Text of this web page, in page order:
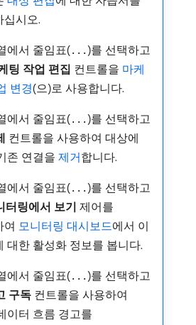
십시오.
에서 줄임표(...)를 선택하고
팅 작업 편집 컨트롤을 마케
변경(으)로 사용합니다.
에서 줄임표(...)를 선택하고
컨트롤을 사용하여 대상에
존 연결을 제거합니다.
에서 줄임표(...)를 선택하고
터링에서 보기 제어를
여 모니터링 대시보드에서 이
대한 활성화 정보를 봅니다.
에서 줄임표(...)를 선택하고
구독 컨트롤을 사용하여
이터 흐름 경고를